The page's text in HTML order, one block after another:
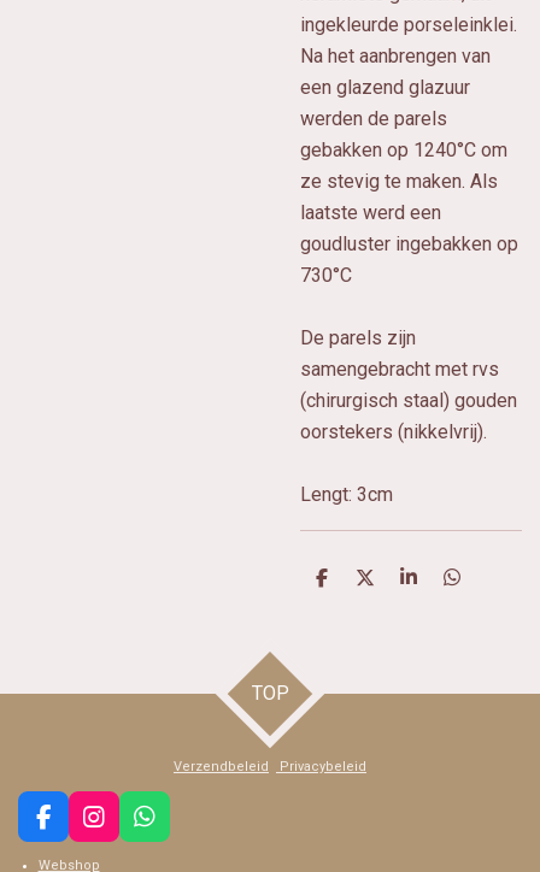
ingekleurde porseleinklei.
Na het aanbrengen van
een glazend glazuur
werden de parels
gebakken op 1240°C om
ze stevig te maken. Als
laatste werd een
goudluster ingebakken op
730°C
De parels zijn
samengebracht met rvs
(chirurgisch staal) gouden
oorstekers (nikkelvrij).
Lengt: 3cm
D
D
S
D
TOP
Verzendbeleid Privacybeleid
F
a
I
n
W
h
Webshop